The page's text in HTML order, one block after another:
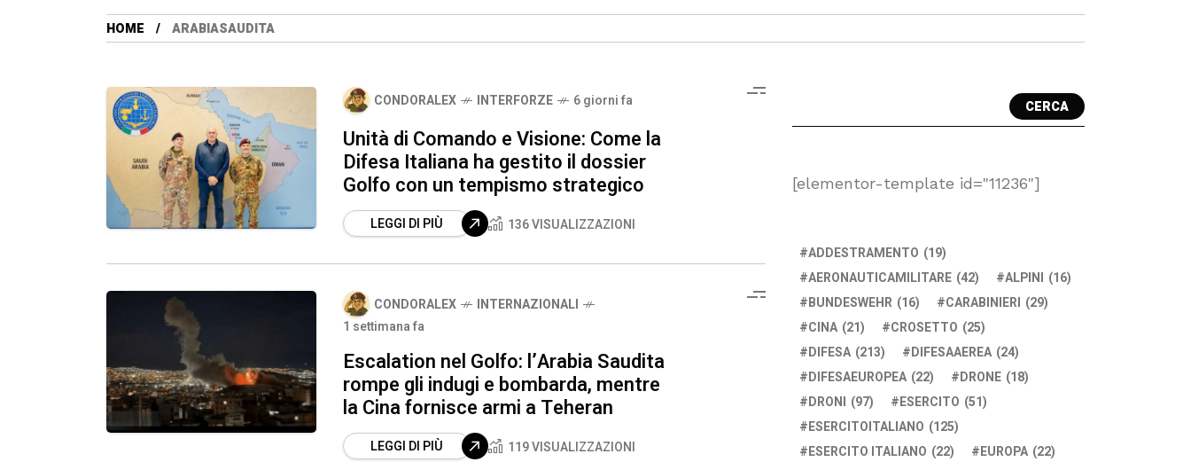
HOME ARABIASAUDITA
CONDORALEX INTERFORZE 6 giorni fa
Unità di Comando e Visione: Come la
Difesa Italiana ha gestito il dossier
Golfo con un tempismo strategico
LEGGI DI PIÙ 136 VISUALIZZAZIONI
CONDORALEX
INTERNAZIONALI
1 settimana fa
Escalation nel Golfo: l’Arabia Saudita
rompe gli indugi e bombarda, mentre
la Cina fornisce armi a Teheran
LEGGI DI PIÙ 119 VISUALIZZAZIONI
CERCA
[elementor-template id="11236"]
ADDESTRAMENTO (19)
AERONAUTICAMILITARE (42) ALPINI (16)
BUNDESWEHR (16) CARABINIERI (29)
CINA (21) CROSETTO (25)
DIFESA (213) DIFESAAEREA (24)
DIFESAEUROPEA (22) DRONE (18)
DRONI (97) ESERCITO (51)
ESERCITOITALIANO (125)
ESERCITO ITALIANO (22) EUROPA (22)